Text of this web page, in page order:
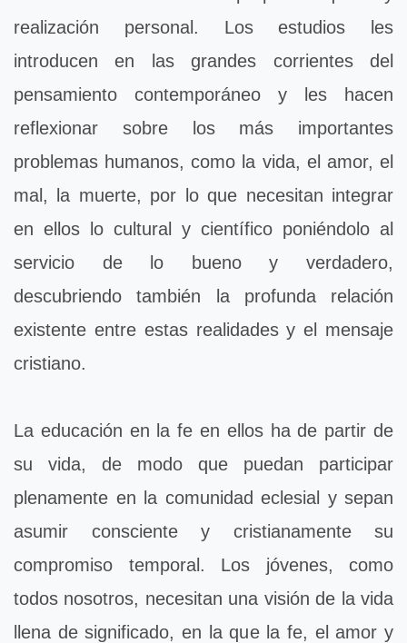
realización personal. Los estudios les
introducen en las grandes corrientes del
pensamiento contemporáneo y les hacen
reflexionar sobre los más importantes
problemas humanos, como la vida, el amor, el
mal, la muerte, por lo que necesitan integrar
en ellos lo cultural y científico poniéndolo al
servicio de lo bueno y verdadero,
descubriendo también la profunda relación
existente entre estas realidades y el mensaje
cristiano.
La educación en la fe en ellos ha de partir de
su vida, de modo que puedan participar
plenamente en la comunidad eclesial y sepan
asumir consciente y cristianamente su
compromiso temporal. Los jóvenes, como
todos nosotros, necesitan una visión de la vida
llena de significado, en la que la fe, el amor y